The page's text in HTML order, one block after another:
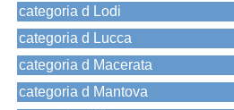
categoria d Lodi
categoria d Lucca
categoria d Macerata
categoria d Mantova